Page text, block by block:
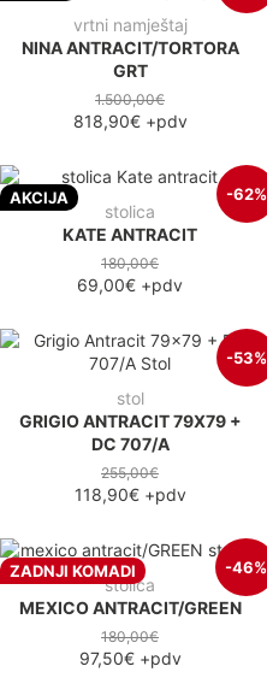
vrtni namještaj
NINA ANTRACIT/TORTORA
GRT
1.500,00€
818,90€+pdv
AKCIJA -62%
stolica
KATE ANTRACIT
180,00€
69,00€ +pdv
-53%
stol
GRIGIO ANTRACIT 79X79 +
DC 707/A
255,00€
118,90€+pdv
ZADNJI KOMADI -46%
stolica
MEXICO ANTRACIT/GREEN
180,00€
97,50€+pdv